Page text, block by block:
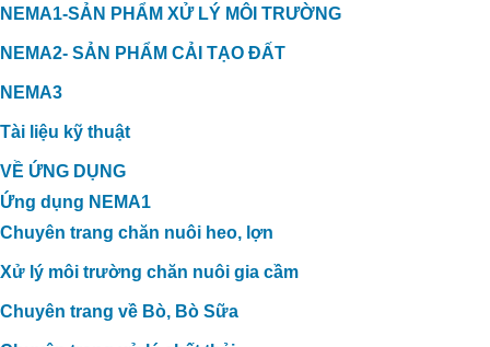
VỊT TẠI THẠNH HÓA, LONG AN
NEMA1-SẢN PHẨM XỬ LÝ MÔI TRƯỜNG
NEMA2- SẢN PHẨM CẢI TẠO ĐẤT
NEMA3
Tài liệu kỹ thuật
VỀ ỨNG DỤNG
Ứng dụng NEMA1
Chuyên trang chăn nuôi heo, lợn
Xử lý môi trường chăn nuôi gia cầm
Chuyên trang về Bò, Bò Sữa